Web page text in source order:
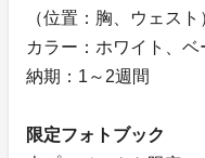
（位置：胸、ウェスト
カラー：ホワイト、
納期：1～2週間
限定フォトブック